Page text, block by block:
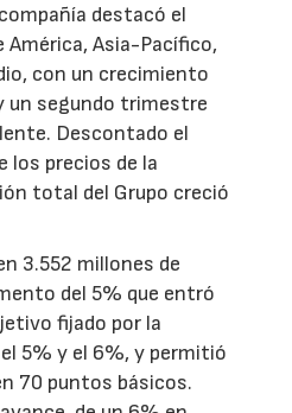
destacó el
Asia-Pacífico,
con un crecimiento
un segundo trimestre
Descontado el
los precios de la
total del Grupo creció
3.552 millones de
del 5% que entró
fijado por la
5% y el 6%, y permitió
70 puntos básicos.